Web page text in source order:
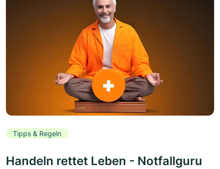
Tipps & Regeln
Handeln rettet Leben - Notfallguru